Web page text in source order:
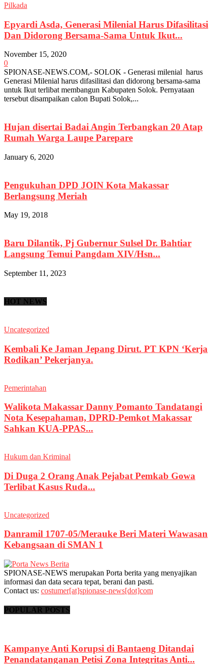
Pilkada
Epyardi Asda, Generasi Milenial Harus Difasilitasi
Dan Didorong Bersama-Sama Untuk Ikut...
November 15, 2020
0
SPIONASE-NEWS.COM,- SOLOK - Generasi milenial harus
Generasi Milenial harus difasilitasi dan didorong bersama-sama
untuk Ikut terlibat membangun Kabupaten Solok. Pernyataan
tersebut disampaikan calon Bupati Solok,...
Hujan disertai Badai Angin Terbangkan 20 Atap
Rumah Warga Laupe Parepare
January 6, 2020
Pengukuhan DPD JOIN Kota Makassar
Berlangsung Meriah
May 19, 2018
Baru Dilantik, Pj Gubernur Sulsel Dr. Bahtiar
Langsung Temui Pangdam XIV/Hsn...
September 11, 2023
HOT NEWS
Uncategorized
Kembali Ke Jaman Jepang Dirut. PT KPN ‘Kerja
Rodikan’ Pekerjanya.
Pemerintahan
Walikota Makassar Danny Pomanto Tandatangi
Nota Kesepahaman, DPRD-Pemkot Makassar
Sahkan KUA-PPAS...
Hukum dan Kriminal
Di Duga 2 Orang Anak Pejabat Pemkab Gowa
Terlibat Kasus Ruda...
Uncategorized
Danramil 1707-05/Merauke Beri Materi Wawasan
Kebangsaan di SMAN 1
SPIONASE-NEWS merupakan Porta berita yang menyajikan
informasi dan data secara tepat, berani dan pasti.
Contact us: costumer[at]spionase-news[dot]com
POPULAR POSTS
Kampanye Anti Korupsi di Bantaeng Ditandai
Penandatanganan Petisi Zona Integritas Anti...